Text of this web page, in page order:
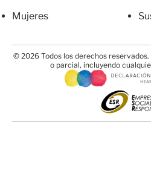
Mujeres
© 2026 Todos los derechos
o parcial, incluyendo